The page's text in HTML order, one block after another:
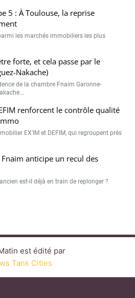
5 : À Toulouse, la reprise
les marchés immobiliers les plus
forte, et cela passe par le
Nakache)
de la chambre Fnaim Garonne-
renforcent le contrôle qualité
EX’IM et DEFIM, qui regroupent près
anticipe un recul des
est-il déjà en train de replonger ?
est édité par
Tank Cities